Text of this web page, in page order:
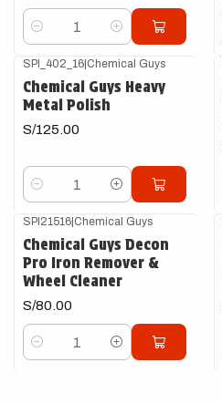
Cantidad
SPI_402_16|Chemical Guys
Chemical Guys Heavy
Metal Polish
S/125.00
Cantidad
SPI21516|Chemical Guys
Chemical Guys Decon
Pro Iron Remover &
Wheel Cleaner
S/80.00
Cantidad